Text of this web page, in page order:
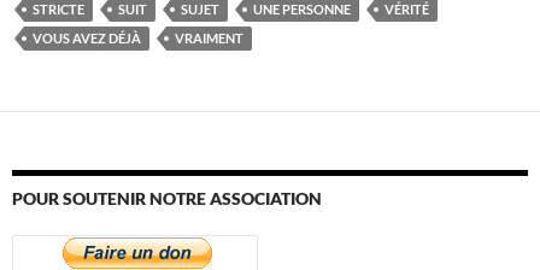
STRICTE SUIT SUJET UNE PERSONNE
VÉRITÉ
VOUS AVEZ DÉJÀ
VRAIMENT
POUR SOUTENIR NOTRE ASSOCIATION